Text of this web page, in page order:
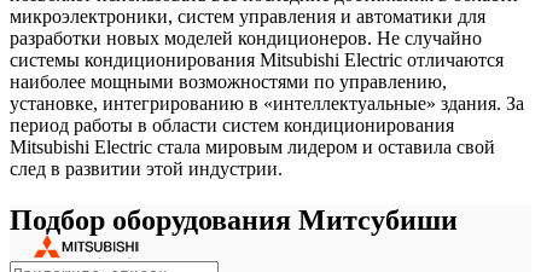
микроэлектроники, систем управления и автоматики для
разработки новых моделей кондиционеров. Не случайно
системы кондиционирования Mitsubishi Electric отличаются
наиболее мощными возможностями по управлению,
установке, интегрированию в «интеллектуальные» здания. За
период работы в области систем кондиционирования
Mitsubishi Electric стала мировым лидером и оставила свой
след в развитии этой индустрии.
Подбор оборудования Митсубиши